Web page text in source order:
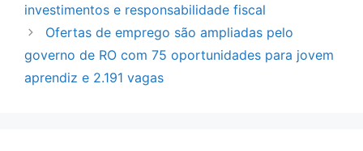
investimentos e responsabilidade fiscal
Ofertas de emprego são ampliadas pelo
governo de RO com 75 oportunidades para jovem
aprendiz e 2.191 vagas